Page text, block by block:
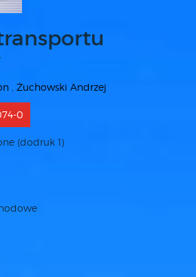
Żuchowski Andrzej
0
(dodruk 1)